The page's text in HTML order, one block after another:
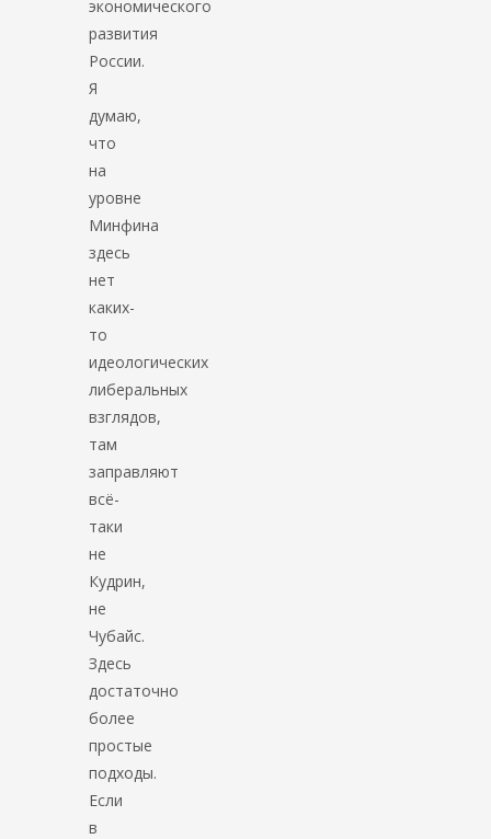
экономического
развития
России.
Я
думаю,
что
на
уровне
Минфина
здесь
нет
каких-
то
идеологических
либеральных
взглядов,
там
заправляют
всё-
таки
не
Кудрин,
не
Чубайс.
Здесь
достаточно
более
простые
подходы.
Если
в